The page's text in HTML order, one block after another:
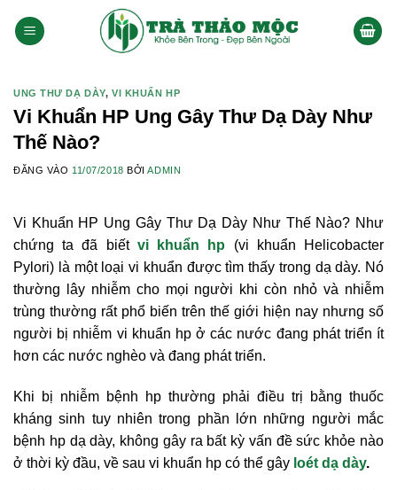
qua
UNG THƯ DẠ DÀY, VI KHUẨN HP
Vi Khuẩn HP Ung Gây Thư Dạ Dày Như
Thế Nào?
ĐĂNG VÀO 11/07/2018 BỞIADMIN
Vi Khuẩn HP Ung Gây Thư Dạ Dày Như Thế Nào? Như
chứng ta đã biết vi khuẩn hp (vi khuẩn Helicobacter
Pylori) là một loại vi khuẩn được tìm thấy trong dạ dày. Nó
thường lây nhiễm cho mọi người khi còn nhỏ và nhiễm
trùng thường rất phổ biến trên thế giới hiện nay nhưng số
người bị nhiễm vi khuẩn hp ở các nước đang phát triển ít
hơn các nước nghèo và đang phát triển.
Khi bị nhiễm bệnh hp thường phải điều trị bằng thuốc
kháng sinh tuy nhiên trong phần lớn những người mắc
bệnh hp dạ dày, không gây ra bất kỳ vấn đề sức khỏe nào
ở thời kỳ đầu, về sau vi khuẩn hp có thể gây loét dạ dày.